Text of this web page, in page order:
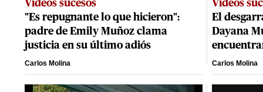
Videos sucesos
"Es repugnante lo que hicieron":
padre de Emily Muñoz clama
justicia en su último adiós
Carlos Molina
Videos
El
Dayana
Carlos Molina